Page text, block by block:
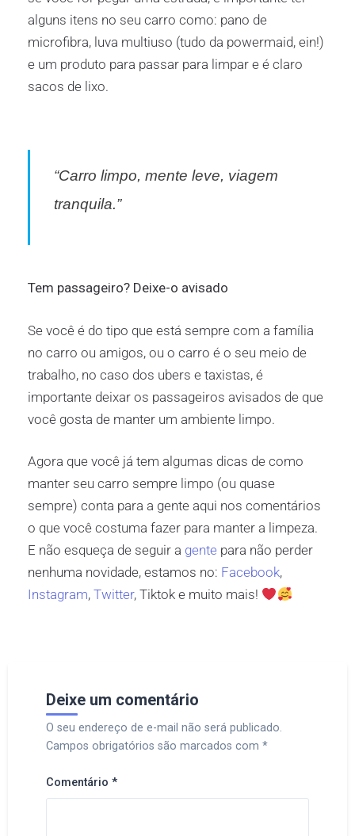
alguns itens no seu carro como: pano de
microfibra, luva multiuso (tudo da powermaid, ein!)
e um produto para passar para limpar e é claro
sacos de lixo.
“Carro limpo, mente leve, viagem
tranquila.”
Tem passageiro? Deixe-o avisado
Se você é do tipo que está sempre com a família
no carro ou amigos, ou o carro é o seu meio de
trabalho, no caso dos ubers e taxistas, é
importante deixar os passageiros avisados de que
você gosta de manter um ambiente limpo.
Agora que você já tem algumas dicas de como
manter seu carro sempre limpo (ou quase
sempre) conta para a gente aqui nos comentários
o que você costuma fazer para manter a limpeza.
E não esqueça de seguir a gente para não perder
nenhuma novidade, estamos no: Facebook,
Instagram, Twitter, Tiktok e muito mais!
Deixe um comentário
O seu endereço de e-mail não será publicado.
Campos obrigatórios são marcados com *
Comentário *